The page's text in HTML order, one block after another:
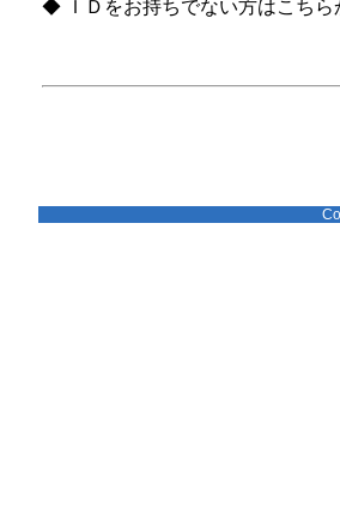
◆ ＩＤをお持ちでない方はこちら